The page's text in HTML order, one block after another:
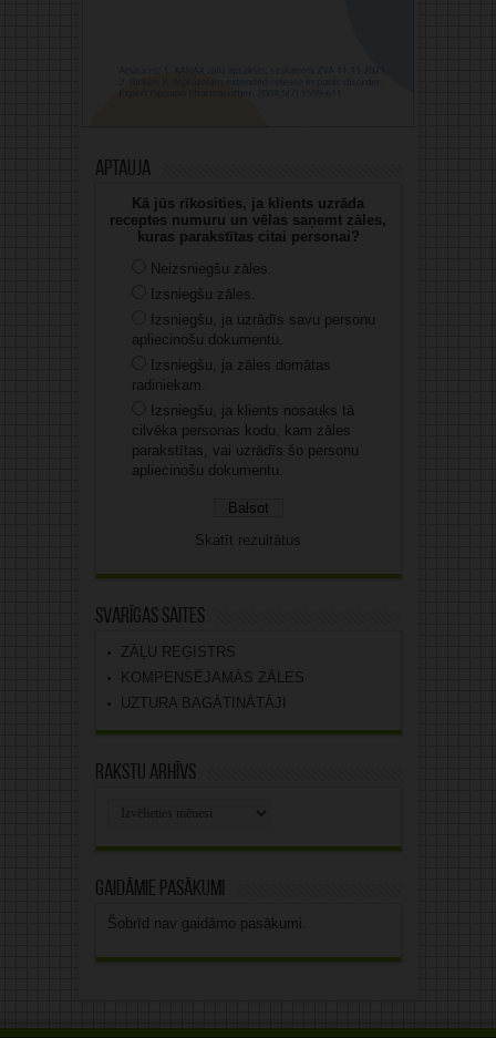
Aptauja
Kā jūs rīkosities, ja klients uzrāda
receptes numuru un vēlas saņemt zāles,
kuras parakstītas citai personai?
Neizsniegšu zāles.
Izsniegšu zāles.
Izsniegšu, ja uzrādīs savu personu
apliecinošu dokumentu.
Izsniegšu, ja zāles domātas
radiniekam.
Izsniegšu, ja klients nosauks tā
cilvēka personas kodu, kam zāles
parakstītas, vai uzrādīs šo personu
apliecinošu dokumentu.
Skatīt rezultātus
Svarīgas saites
ZĀĻU REĢISTRS
KOMPENSĒJAMĀS ZĀLES
UZTURA BAGĀTINĀTĀJI
Rakstu arhīvs
Gaidāmie pasākumi
Šobrīd nav gaidāmo pasākumi.